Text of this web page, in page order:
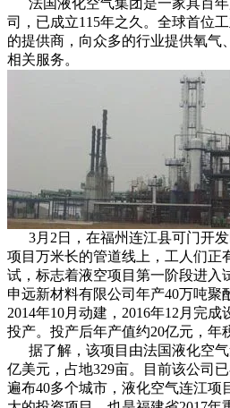
法国液化空气集团是一家具百年
司，已成立115年之久。全球首位
的提供商，向众多的行业提供氧气
相关服务。
3月2日，在福州连江县可门开发
项目万米长的管道线上，工人们正
试，标志着液空项目第一阶段进入
申远新材料有限公司年产40万吨聚
2014年10月动建，2016年12月完
投产。投产后年产值约20亿元，年
据了解，该项目由法国液化空气
亿美元，占地329亩。目前该公司
遍布40多个城市，液化空气连江项